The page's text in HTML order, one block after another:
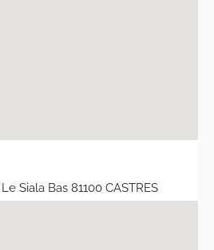
Siala Bas 81100 CASTRES